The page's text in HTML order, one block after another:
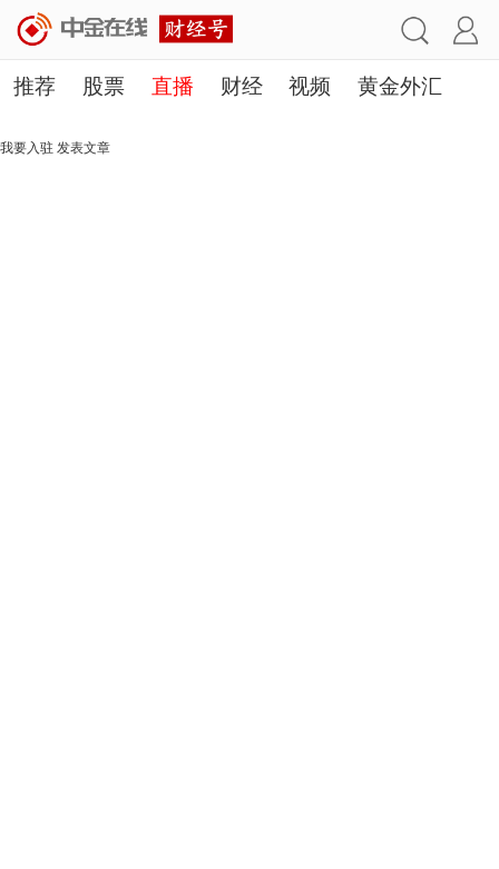
推荐 股票 直播 财经 视频 黄金外汇
理财 行业
我要入驻 发表文章